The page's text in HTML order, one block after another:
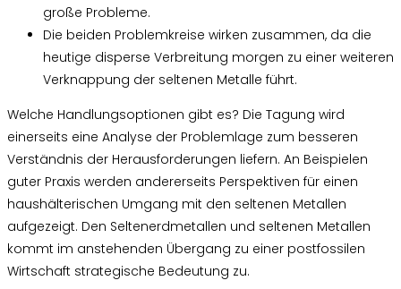
große Probleme.
Die beiden Problemkreise wirken zusammen, da die
heutige disperse Verbreitung morgen zu einer weiteren
Verknappung der seltenen Metalle führt.
Welche Handlungsoptionen gibt es? Die Tagung wird
einerseits eine Analyse der Problemlage zum besseren
Verständnis der Herausforderungen liefern. An Beispielen
guter Praxis werden andererseits Perspektiven für einen
haushälterischen Umgang mit den seltenen Metallen
aufgezeigt. Den Seltenerdmetallen und seltenen Metallen
kommt im anstehenden Übergang zu einer postfossilen
Wirtschaft strategische Bedeutung zu.